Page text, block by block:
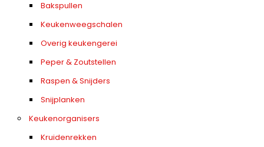
Bakspullen
Keukenweegschalen
Overig keukengerei
Peper & Zoutstellen
Raspen & Snijders
Snijplanken
Keukenorganisers
Kruidenrekken